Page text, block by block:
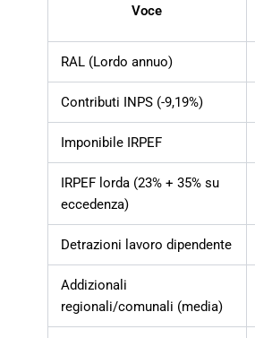
Voce
RAL (Lordo annuo)
Contributi INPS (-9,19%)
Imponibile IRPEF
IRPEF lorda (23% + 35% su
eccedenza)
Detrazioni lavoro dipendente
Addizionali
regionali/comunali (media)